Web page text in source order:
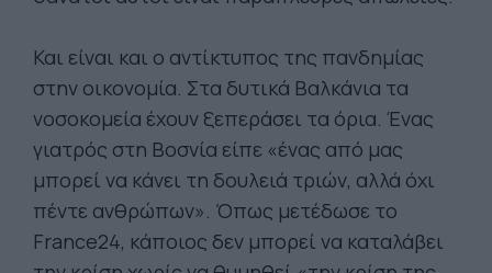
Και είναι και ο αντίκτυπος της πανδημίας
στην οικονομία. Στα δυτικά Βαλκάνια τα
νοσοκομεία έχουν ξεπεράσει τα όρια. Ένας
γιατρός στη Βοσνία είπε «ένας από μας
μπορεί να κάνει τη δουλειά τριών, αλλά όχι
πέντε ανθρώπων». Όπως μετέδωσε το
France24, κάποιος δεν μπορεί να καταλάβει